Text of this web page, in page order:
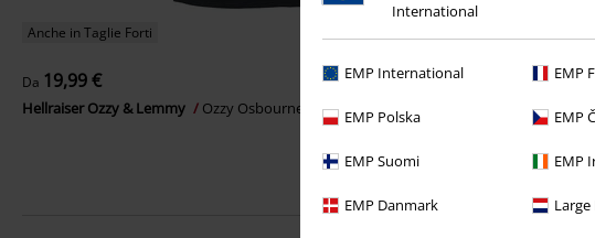
International
EMP International EMP
EMP Polska EMP
EMP Suomi EMP
EMP Danmark
Anche in Taglie Forti
Da 19,99 €
Hellraiser Ozzy & Lemmy Ozzy Osbourne T-Shirt
19,99 €
Madison